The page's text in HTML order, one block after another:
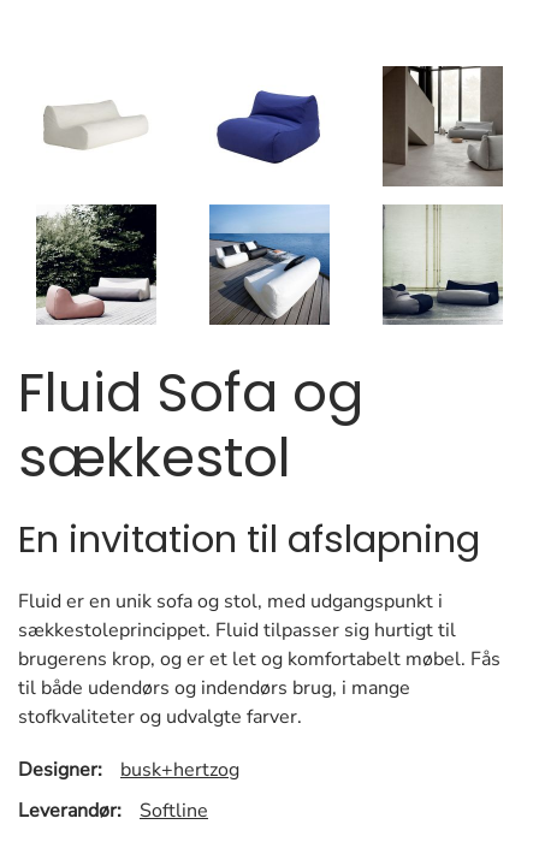
Fluid Sofa og
sækkestol
En invitation til afslapning
Fluid er en unik sofa og stol, med udgangspunkt i
sækkestoleprincippet. Fluid tilpasser sig hurtigt til
brugerens krop, og er et let og komfortabelt møbel. Fås
til både udendørs og indendørs brug, i mange
stofkvaliteter og udvalgte farver.
Designer:
busk+hertzog
Leverandør:
Softline